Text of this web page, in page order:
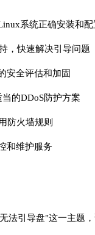
系统正确安装和配
，快速解决引导问题
安全评估和加固
的DDoS防护方案
防火墙规则
和维护服务
法引导盘"这一主题